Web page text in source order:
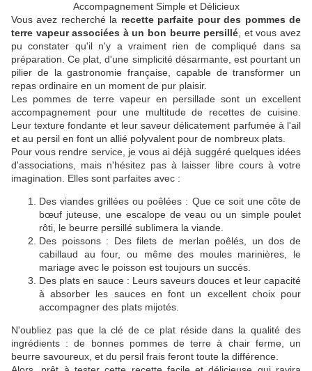
Accompagnement Simple et Délicieux
Vous avez recherché la recette parfaite pour des pommes de
terre vapeur associées à un bon beurre persillé , et vous avez
pu constater qu'il n'y a vraiment rien de compliqué dans sa
préparation. Ce plat, d'une simplicité désarmante, est pourtant un
pilier de la gastronomie française, capable de transformer un
repas ordinaire en un moment de pur plaisir.
Les pommes de terre vapeur en persillade sont un excellent
accompagnement pour une multitude de recettes de cuisine.
Leur texture fondante et leur saveur délicatement parfumée à l'ail
et au persil en font un allié polyvalent pour de nombreux plats.
Pour vous rendre service, je vous ai déjà suggéré quelques idées
d'associations, mais n'hésitez pas à laisser libre cours à votre
imagination. Elles sont parfaites avec :
Des viandes grillées ou poêlées : Que ce soit une côte de
bœuf juteuse, une escalope de veau ou un simple poulet
rôti, le beurre persillé sublimera la viande.
Des poissons : Des filets de merlan poêlés, un dos de
cabillaud au four, ou même des moules marinières, le
mariage avec le poisson est toujours un succès.
Des plats en sauce : Leurs saveurs douces et leur capacité
à absorber les sauces en font un excellent choix pour
accompagner des plats mijotés.
N'oubliez pas que la clé de ce plat réside dans la qualité des
ingrédients : de bonnes pommes de terre à chair ferme, un
beurre savoureux, et du persil frais feront toute la différence.